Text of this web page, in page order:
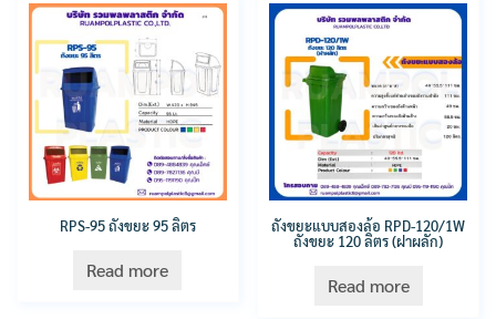
RPS-95 ถังขยะ 95 ลิตร
Read more
ถังขยะแบบสองล้อ RPD-120/1W
ถังขยะ 120 ลิตร (ฝาผลัก)
Read more